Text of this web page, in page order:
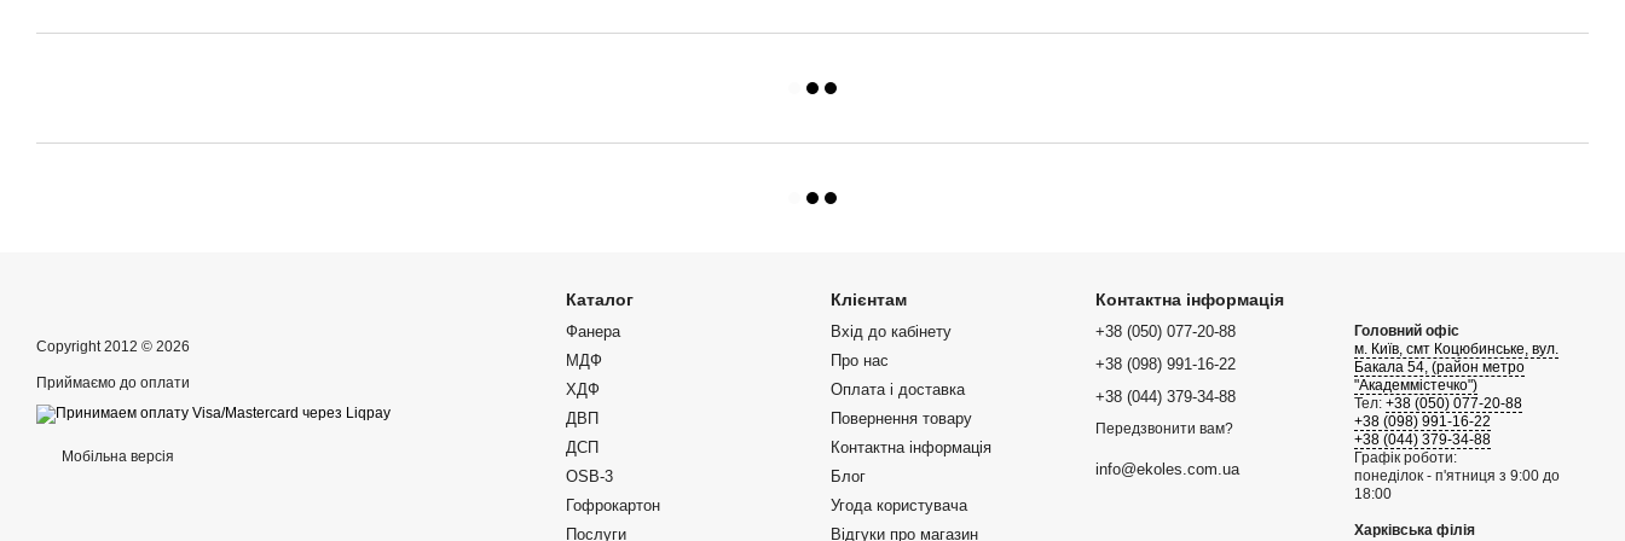
Copyright 2012 © 2026
Приймаємо до оплати
Мобільна версія
Каталог
Фанера
МДФ
ХДФ
ДВП
ДСП
OSB-3
Гофрокартон
Послуги
Клієнтам
Вхід до кабінету
Про нас
Оплата і доставка
Повернення товару
Контактна інформація
Блог
Угода користувача
Відгуки про магазин
Контактна інформація
+38 (050) 077-20-88
+38 (098) 991-16-22
+38 (044) 379-34-88
Передзвонити вам?
info@ekoles.com.ua
Головний офіс
м. Київ, смт Коцюбинське, вул.
Бакала 54, (район метро
"Академмістечко")
Тел: +38 (050) 077-20-88
+38 (098) 991-16-22
+38 (044) 379-34-88
Графік роботи:
понеділок - п'ятниця з 9:00 до
18:00
Харківська філія